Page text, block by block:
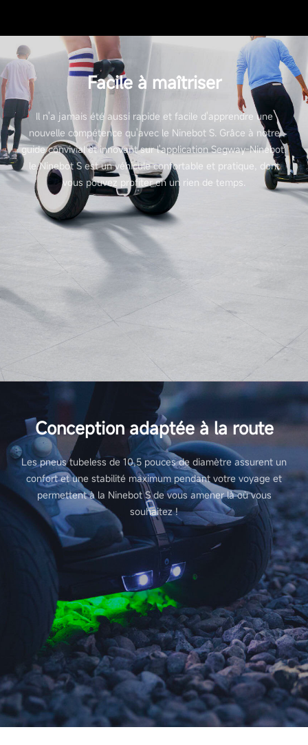
Facile à maîtriser
Il n'a jamais été aussi rapide et facile d'apprendre une
nouvelle compétence qu'avec le Ninebot S. Grâce à notre
guide convivial et innovant sur l'application Segway-Ninebot,
le Ninebot S est un véhicule confortable et pratique, dont
vous pouvez profiter en un rien de temps.
Conception adaptée à la route
Les pneus tubeless de 10,5 pouces de diamètre assurent un
confort et une stabilité maximum pendant votre voyage et
permettent à la Ninebot S de vous amener là où vous
souhaitez !